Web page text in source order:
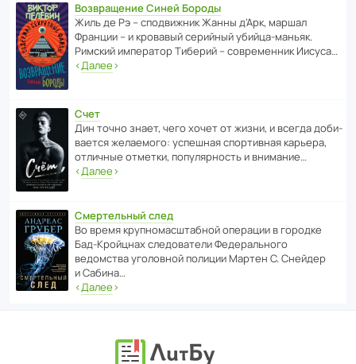
Возвращение Синей Бороды
Жиль де Рэ – спод­ви­жник Жанны д’Арк, маршал
Франции – и кровавый серийный убийца-маньяк.
Римский импе­ратор Тиберий – совре­менник Иисуса…
‹Далее›
Счет
Дин точно знает, чего хочет от жизни, и всегда доби­
ва­ется жела­е­мого: успе­шная спор­ти­вная карьера,
отли­чные отметки, попу­ля­р­ность и внимание…
‹Далее›
Смертельный след
Во время круп­но­мас­ш­та­бной операции в городке
Бад‑Крой­цнах следо­ва­тели Феде­раль­ного
ведомства уголо­вной полиции Мартен С. Снейдер
и Сабина…
‹Далее›